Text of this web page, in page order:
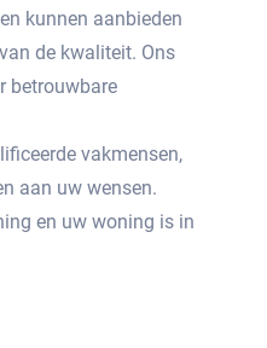
kunnen aanbieden
de kwaliteit. Ons
betrouwbare
vakmensen,
aan uw wensen.
en uw woning is in